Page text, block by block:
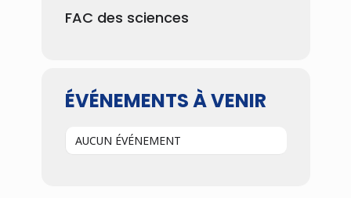
FAC des sciences
ÉVÉNEMENTS À VENIR
AUCUN ÉVÉNEMENT